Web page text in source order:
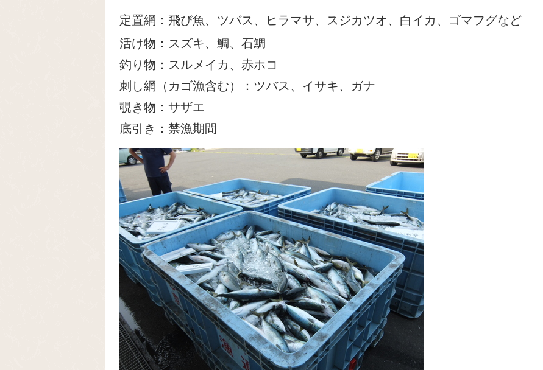
定置網：飛び魚、ツバス、ヒラマサ、スジカツオ、白イカ、ゴマフグなど
活け物：スズキ、鯛、石鯛
釣り物：スルメイカ、赤ホコ
刺し網（カゴ漁含む）：ツバス、イサキ、ガナ
覗き物：サザエ
底引き：禁漁期間